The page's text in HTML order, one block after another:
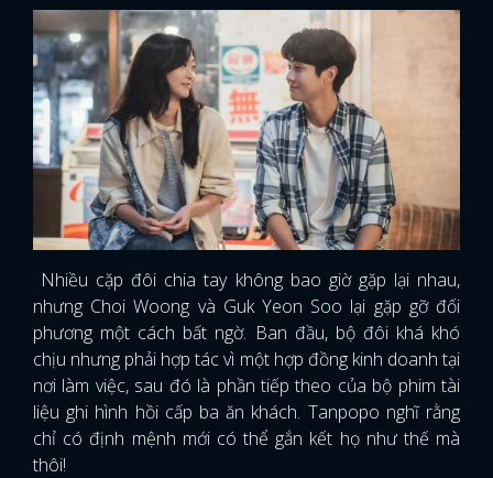
Nhiều cặp đôi chia tay không bao giờ gặp lại nhau,
nhưng Choi Woong và Guk Yeon Soo lại gặp gỡ đối
phương một cách bất ngờ. Ban đầu, bộ đôi khá khó
chịu nhưng phải hợp tác vì một hợp đồng kinh doanh tại
nơi làm việc, sau đó là phần tiếp theo của bộ phim tài
liệu ghi hình hồi cấp ba ăn khách. Tanpopo nghĩ rằng
chỉ có định mệnh mới có thể gắn kết họ như thế mà
thôi!